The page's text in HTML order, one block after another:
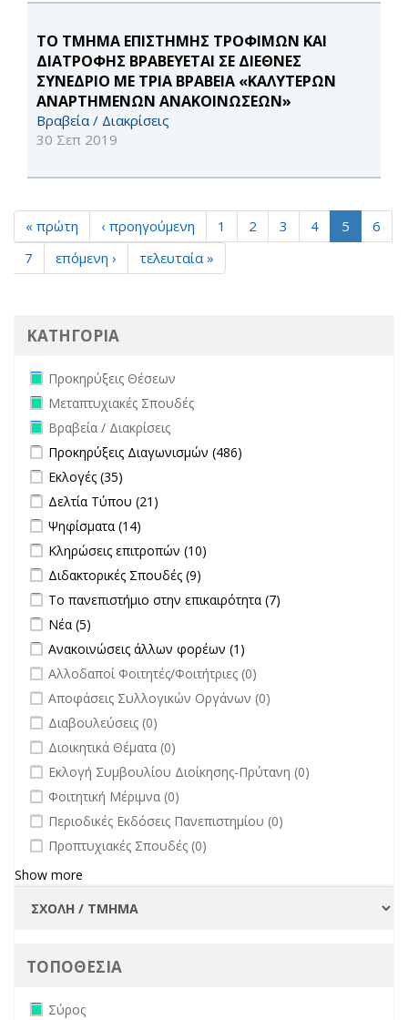
ΤΟ ΤΜΗΜΑ ΕΠΙΣΤΗΜΗΣ ΤΡΟΦΙΜΩΝ ΚΑΙ
ΔΙΑΤΡΟΦΗΣ ΒΡΑΒΕΥΕΤΑΙ ΣΕ ΔΙΕΘΝΕΣ
ΣΥΝΕΔΡΙΟ ME ΤΡΙΑ ΒΡΑΒΕΙΑ «ΚΑΛΥΤΕΡΩΝ
ΑΝΑΡΤΗΜΕΝΩΝ ΑΝΑΚΟΙΝΩΣΕΩΝ»
Βραβεία / Διακρίσεις
30 Σεπ 2019
« πρώτη ‹ προηγούμενη 1 2 3 4 5
6
7
επόμενη › τελευταία »
ΚΑΤΗΓΟΡΙΑ
Remove Προκηρύξεις Θέσεων filter
Προκηρύξεις Θέσεων
Remove Μεταπτυχιακές Σπουδές filter
Μεταπτυχιακές Σπουδές
Remove Βραβεία / Διακρίσεις filter
Βραβεία / Διακρίσεις
Apply Προκηρύξεις Διαγωνισμών filter
Προκηρύξεις Διαγωνισμών (486)
Apply Εκλογές filter
Εκλογές (35)
Apply Δελτία Τύπου filter
Δελτία Τύπου (21)
Apply Ψηφίσματα filter
Ψηφίσματα (14)
Apply Κληρώσεις επιτροπών filter
Κληρώσεις επιτροπών (10)
Apply Διδακτορικές Σπουδές filter
Διδακτορικές Σπουδές (9)
Apply Το πανεπιστήμιο στην επικαιρότητα filter
Το πανεπιστήμιο στην επικαιρότητα (7)
Apply Νέα filter
Νέα (5)
Apply Ανακοινώσεις άλλων φορέων filter
Ανακοινώσεις άλλων φορέων (1)
undefined
Αλλοδαποί Φοιτητές/Φοιτήτριες (0)
undefined
Αποφάσεις Συλλογικών Οργάνων (0)
undefined
Διαβουλεύσεις (0)
undefined
Διοικητικά Θέματα (0)
undefined
Εκλογή Συμβουλίου Διοίκησης-Πρύτανη (0)
undefined
Φοιτητική Μέριμνα (0)
undefined
Περιοδικές Εκδόσεις Πανεπιστημίου (0)
undefined
Προπτυχιακές Σπουδές (0)
Show more
ΤΟΠΟΘΕΣΙΑ
Remove Σύρος filter
Σύρος